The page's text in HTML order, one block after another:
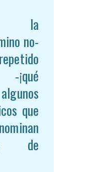
la
no-
que
y de